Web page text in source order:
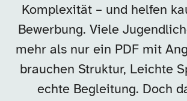
Komplexität – und helfen
Bewerbung. Viele
mehr als nur ein PDF mit
brauchen Struktur, Leichte
echte Begleitung. Doch